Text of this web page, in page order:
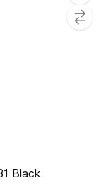
Black